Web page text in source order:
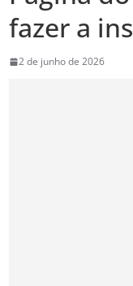
fazer a
2 de junho de 2026